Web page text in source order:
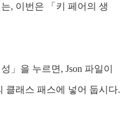
, 이번은 「키 페어의 생
」을 누르면, Json 파일이
클래스 패스에 넣어 둡시다.